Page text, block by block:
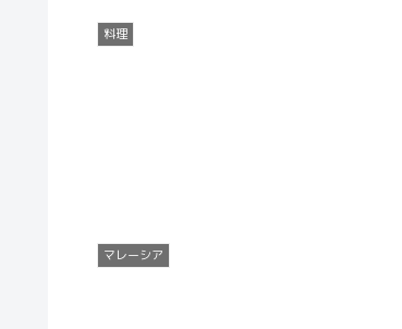
料理
マレーシア